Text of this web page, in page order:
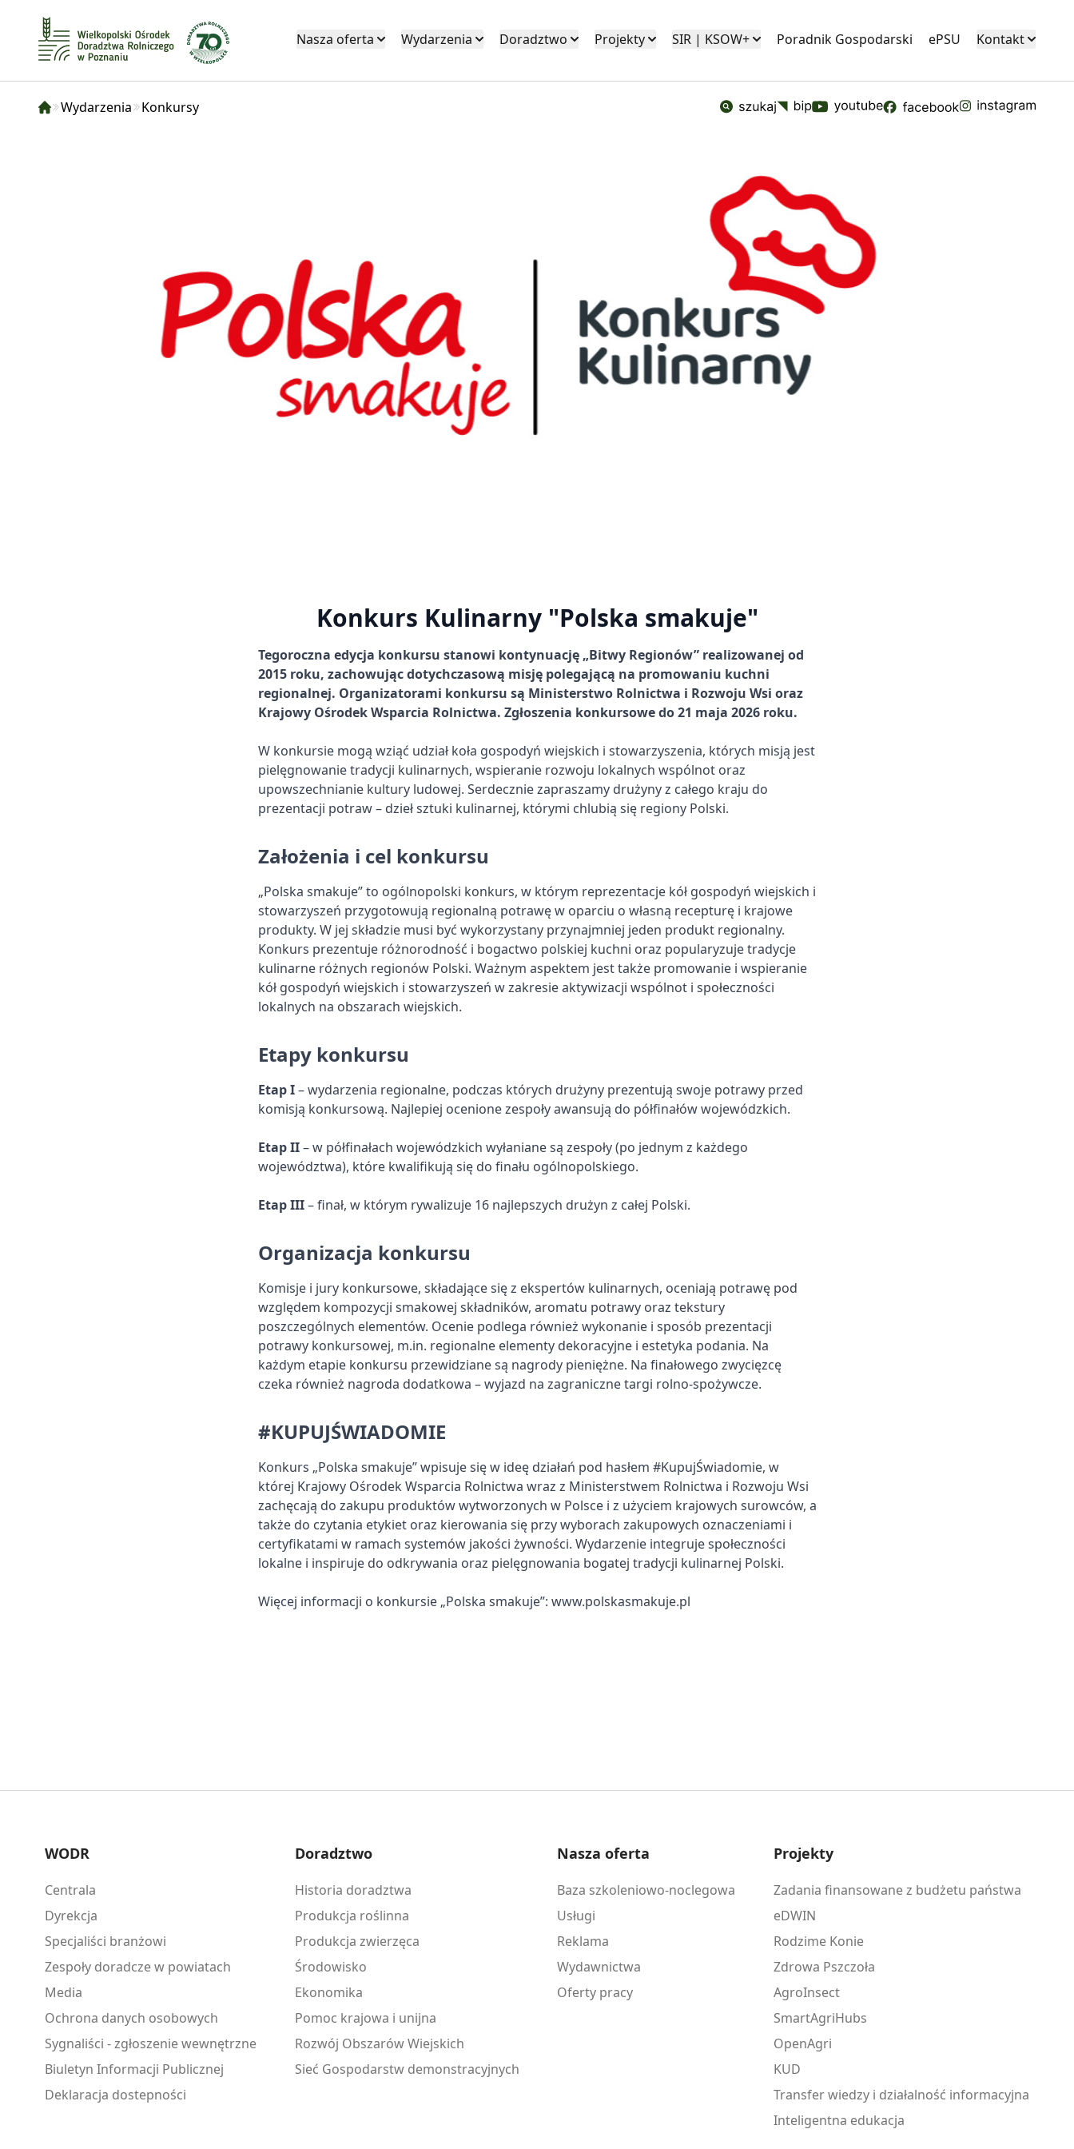
Nasza oferta Wydarzenia Doradztwo Projekty SIR | KSOW+ Poradnik Gospodarski ePSU Kontakt
Wydarzenia Konkursy
Konkurs Kulinarny "Polska smakuje"
Tegoroczna edycja konkursu stanowi kontynuację „Bitwy Regionów” realizowanej od
2015 roku, zachowując dotychczasową misję polegającą na promowaniu kuchni
regionalnej. Organizatorami konkursu są Ministerstwo Rolnictwa i Rozwoju Wsi oraz
Krajowy Ośrodek Wsparcia Rolnictwa. Zgłoszenia konkursowe do 21 maja 2026 roku.
W konkursie mogą wziąć udział koła gospodyń wiejskich i stowarzyszenia, których misją jest
pielęgnowanie tradycji kulinarnych, wspieranie rozwoju lokalnych wspólnot oraz
upowszechnianie kultury ludowej. Serdecznie zapraszamy drużyny z całego kraju do
prezentacji potraw – dzieł sztuki kulinarnej, którymi chlubią się regiony Polski.
Założenia i cel konkursu
„Polska smakuje” to ogólnopolski konkurs, w którym reprezentacje kół gospodyń wiejskich i
stowarzyszeń przygotowują regionalną potrawę w oparciu o własną recepturę i krajowe
produkty. W jej składzie musi być wykorzystany przynajmniej jeden produkt regionalny.
Konkurs prezentuje różnorodność i bogactwo polskiej kuchni oraz popularyzuje tradycje
kulinarne różnych regionów Polski. Ważnym aspektem jest także promowanie i wspieranie
kół gospodyń wiejskich i stowarzyszeń w zakresie aktywizacji wspólnot i społeczności
lokalnych na obszarach wiejskich.
Etapy konkursu
Etap I– wydarzenia regionalne, podczas których drużyny prezentują swoje potrawy przed
komisją konkursową. Najlepiej ocenione zespoły awansują do półfinałów wojewódzkich.
Etap II– w półfinałach wojewódzkich wyłaniane są zespoły (po jednym z każdego
województwa), które kwalifikują się do finału ogólnopolskiego.
Etap III– finał, w którym rywalizuje 16 najlepszych drużyn z całej Polski.
Organizacja konkursu
Komisje i jury konkursowe, składające się z ekspertów kulinarnych, oceniają potrawę pod
względem kompozycji smakowej składników, aromatu potrawy oraz tekstury
poszczególnych elementów. Ocenie podlega również wykonanie i sposób prezentacji
potrawy konkursowej, m.in. regionalne elementy dekoracyjne i estetyka podania. Na
każdym etapie konkursu przewidziane są nagrody pieniężne. Na finałowego zwycięzcę
czeka również nagroda dodatkowa – wyjazd na zagraniczne targi rolno-spożywcze.
#KUPUJŚWIADOMIE
Konkurs „Polska smakuje” wpisuje się w ideę działań pod hasłem #KupujŚwiadomie, w
której Krajowy Ośrodek Wsparcia Rolnictwa wraz z Ministerstwem Rolnictwa i Rozwoju Wsi
zachęcają do zakupu produktów wytworzonych w Polsce i z użyciem krajowych surowców, a
także do czytania etykiet oraz kierowania się przy wyborach zakupowych oznaczeniami i
certyfikatami w ramach systemów jakości żywności. Wydarzenie integruje społeczności
lokalne i inspiruje do odkrywania oraz pielęgnowania bogatej tradycji kulinarnej Polski.
Więcej informacji o konkursie „Polska smakuje”: www.polskasmakuje.pl
WODR
Centrala
Dyrekcja
Specjaliści branżowi
Zespoły doradcze w powiatach
Media
Ochrona danych osobowych
Sygnaliści - zgłoszenie wewnętrzne
Biuletyn Informacji Publicznej
Deklaracja dostepności
Doradztwo
Historia doradztwa
Produkcja roślinna
Produkcja zwierzęca
Środowisko
Ekonomika
Pomoc krajowa i unijna
Rozwój Obszarów Wiejskich
Sieć Gospodarstw demonstracyjnych
Nasza oferta
Baza szkoleniowo-noclegowa
Usługi
Reklama
Wydawnictwa
Oferty pracy
Projekty
Zadania finansowane z budżetu państwa
eDWIN
Rodzime Konie
Zdrowa Pszczoła
AgroInsect
SmartAgriHubs
OpenAgri
KUD
Transfer wiedzy i działalność informacyjna
Inteligentna edukacja